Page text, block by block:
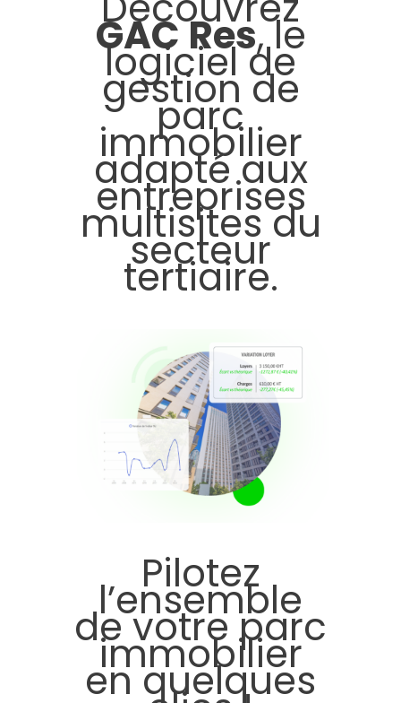
GAC Res, le
logiciel de
gestion de
parc
immobilier
adapté aux
entreprises
multisites du
secteur
tertiaire.
Pilotez
l’ensemble
de votre parc
immobilier
en quelques